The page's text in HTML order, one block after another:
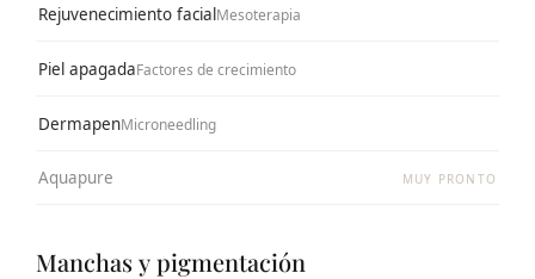
Rejuvenecimiento facialMesoterapia
Piel apagadaFactores de crecimiento
DermapenMicroneedling
Aquapure MUY PRONTO
Manchas y pigmentación